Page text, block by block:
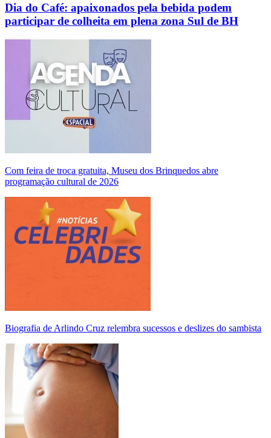
Dia do Café: apaixonados pela bebida podem
participar de colheita em plena zona Sul de BH
Com feira de troca gratuita, Museu dos Brinquedos abre
programação cultural de 2026
Biografia de Arlindo Cruz relembra sucessos e deslizes do sambista